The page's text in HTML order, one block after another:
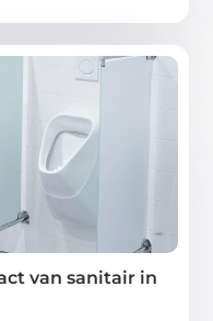
van sanitair in